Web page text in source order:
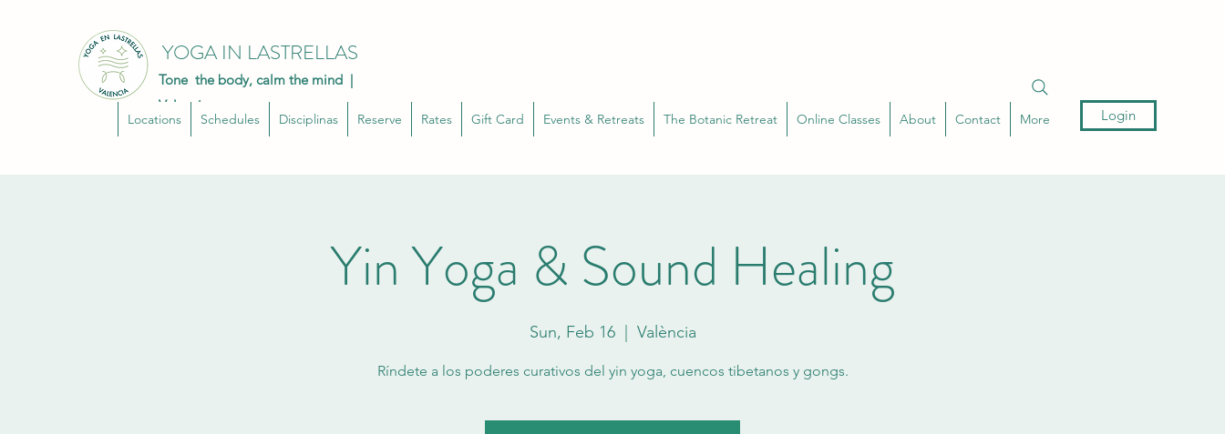
YOGA IN LASTRELLAS
Tone the body, calm the mind |
Valencia
Login
Locations Schedules Disciplinas Reserve Rates Gift Card Events & Retreats The Botanic Retreat Online Classes About Contact More
Yin Yoga & Sound Healing
Sun, Feb 16
  |
València